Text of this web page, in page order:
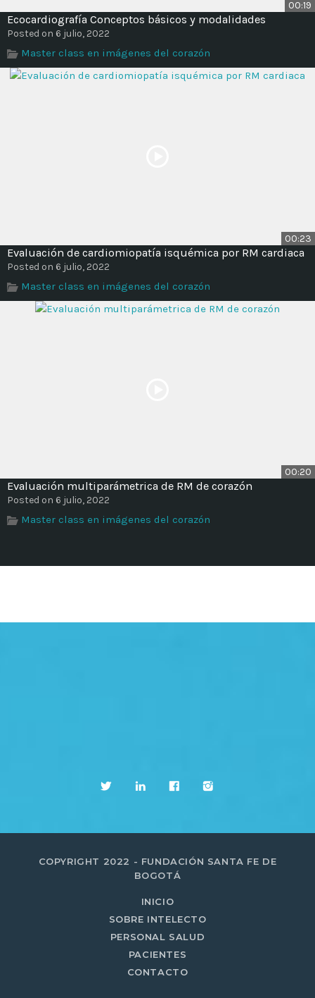
00:19
Ecocardiografía Conceptos básicos y modalidades
Posted on 6 julio, 2022
Master class en imágenes del corazón
00:23
Evaluación de cardiomiopatía isquémica por RM cardiaca
Posted on 6 julio, 2022
Master class en imágenes del corazón
00:20
Evaluación multiparámetrica de RM de corazón
Posted on 6 julio, 2022
Master class en imágenes del corazón
COPYRIGHT 2022 - FUNDACIÓN SANTA FE DE
BOGOTÁ
INICIO
SOBRE INTELECTO
PERSONAL SALUD
PACIENTES
CONTACTO